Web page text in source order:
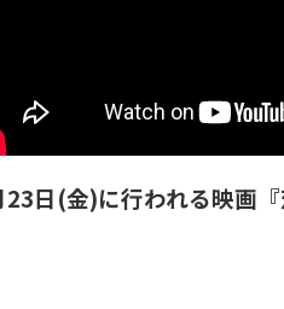
日(金)に行われる映画